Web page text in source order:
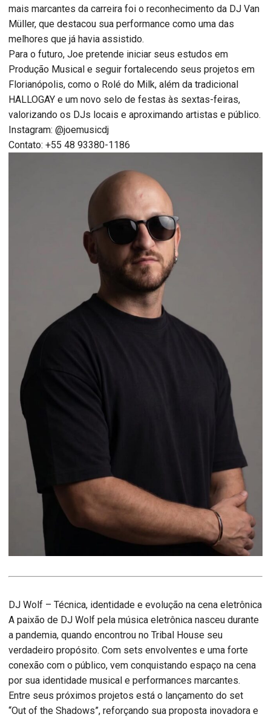
mais marcantes da carreira foi o reconhecimento da DJ Van
Müller, que destacou sua performance como uma das
melhores que já havia assistido.
Para o futuro, Joe pretende iniciar seus estudos em
Produção Musical e seguir fortalecendo seus projetos em
Florianópolis, como o Rolé do Milk, além da tradicional
HALLOGAY e um novo selo de festas às sextas-feiras,
valorizando os DJs locais e aproximando artistas e público.
Instagram: @joemusicdj
Contato: +55 48 93380-1186
DJ Wolf – Técnica, identidade e evolução na cena eletrônica
A paixão de DJ Wolf pela música eletrônica nasceu durante
a pandemia, quando encontrou no Tribal House seu
verdadeiro propósito. Com sets envolventes e uma forte
conexão com o público, vem conquistando espaço na cena
por sua identidade musical e performances marcantes.
Entre seus próximos projetos está o lançamento do set
“Out of the Shadows”, reforçando sua proposta inovadora e